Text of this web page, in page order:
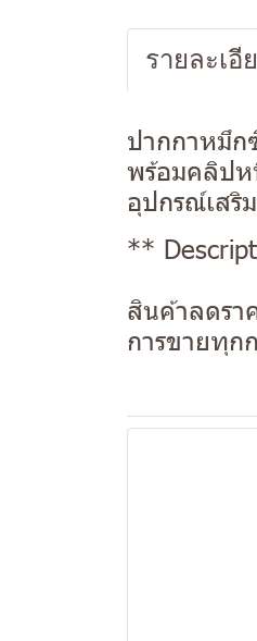
รายละเ
ปากกาหมึก
พร้อมคลิปห
อุปกรณ์เสริ
**
สินค้าลดรา
การขายทุก